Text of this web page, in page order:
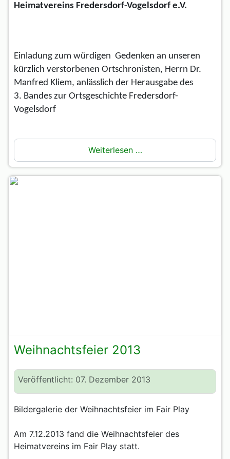
Heimatvereins Fredersdorf-Vogelsdorf e.V.
Einladung zum würdigen Gedenken an unseren
kürzlich verstorbenen Ortschronisten, Herrn Dr.
Manfred Kliem, anlässlich der Herausgabe des
3. Bandes zur Ortsgeschichte Fredersdorf-
Vogelsdorf
Weiterlesen …
Weihnachtsfeier 2013
Veröffentlicht: 07. Dezember 2013
Bildergalerie der Weihnachtsfeier im Fair Play
Am 7.12.2013 fand die Weihnachtsfeier des
Heimatvereins im Fair Play statt.